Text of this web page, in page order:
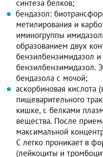
синтеза белков;
бендазол:
метилирования и
иминогруппы
образованием двух
бензилбензимидазол
бензилбензимидазол.
бендазола с мочой;
аскорбиновая кислота
пищеварительного
кишке, с белками
вещества. После
максимальной
С легко проникает в
(лейкоциты и